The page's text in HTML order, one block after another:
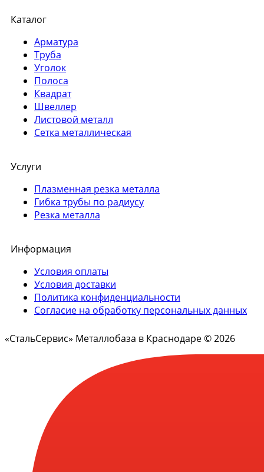
Каталог
Арматура
Труба
Уголок
Полоса
Квадрат
Швеллер
Листовой металл
Сетка металлическая
Услуги
Плазменная резка металла
Гибка трубы по радиусу
Резка металла
Информация
Условия оплаты
Условия доставки
Политика конфиденциальности
Согласие на обработку персональных данных
«СтальСервис» Металлобаза в Краснодаре © 2026